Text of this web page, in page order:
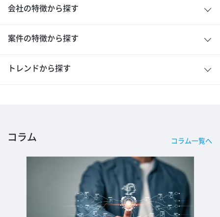
会社の特徴から探す
案件の特徴から探す
トレンドから探す
コラム コラム一覧へ